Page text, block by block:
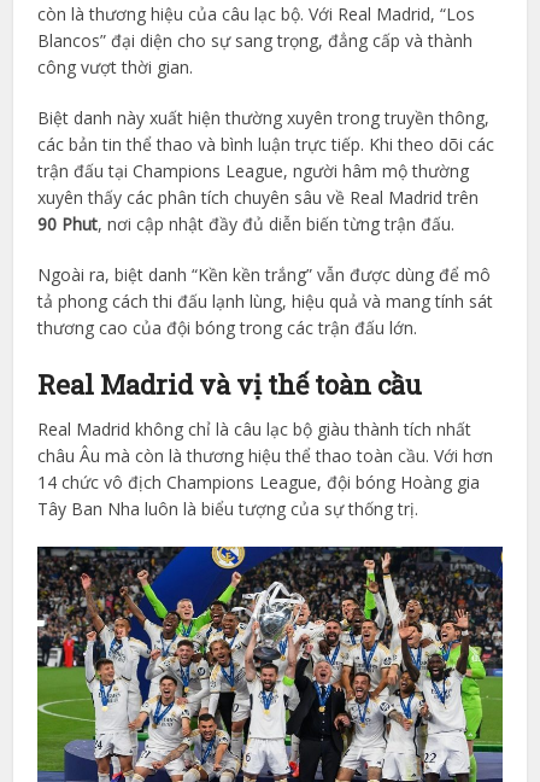
còn là thương hiệu của câu lạc bộ. Với Real Madrid, “Los
Blancos” đại diện cho sự sang trọng, đẳng cấp và thành
công vượt thời gian.
Biệt danh này xuất hiện thường xuyên trong truyền thông,
các bản tin thể thao và bình luận trực tiếp. Khi theo dõi các
trận đấu tại Champions League, người hâm mộ thường
xuyên thấy các phân tích chuyên sâu về Real Madrid trên
90 Phut, nơi cập nhật đầy đủ diễn biến từng trận đấu.
Ngoài ra, biệt danh “Kền kền trắng” vẫn được dùng để mô
tả phong cách thi đấu lạnh lùng, hiệu quả và mang tính sát
thương cao của đội bóng trong các trận đấu lớn.
Real Madrid và vị thế toàn cầu
Real Madrid không chỉ là câu lạc bộ giàu thành tích nhất
châu Âu mà còn là thương hiệu thể thao toàn cầu. Với hơn
14 chức vô địch Champions League, đội bóng Hoàng gia
Tây Ban Nha luôn là biểu tượng của sự thống trị.